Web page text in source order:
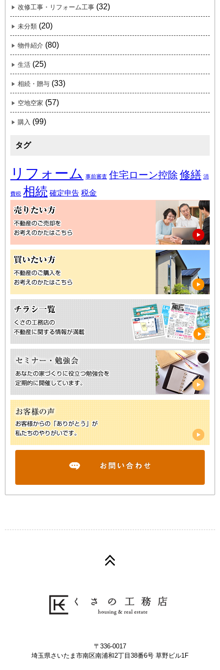
改修工事・リフォーム工事 (32)
未分類 (20)
物件紹介 (80)
生活 (25)
相続・贈与 (33)
空地空家 (57)
購入 (99)
タグ
リフォーム 事前審査 住宅ローン控除 修繕 消
費税 相続 確定申告 税金
〒336-0017
埼玉県さいたま市南区南浦和2丁目38番6号 草野ビル1F